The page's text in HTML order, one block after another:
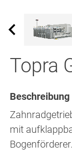
Topra
Beschreibung
mit
Bogenförderer.